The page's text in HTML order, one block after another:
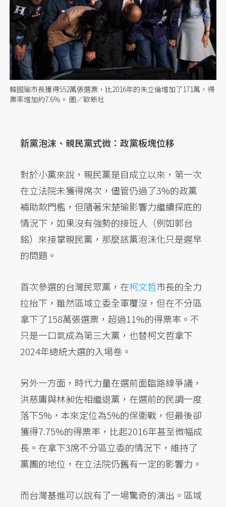
韓國瑜市長獲得552萬張選票，比2016年的朱立倫增加了171萬，得
票率增加約7.6%。 圖／歐新社
新黨泡沫、親民黨式微：政黨板塊位移
對於小黨來說，親民黨是自成立以來，第一次
在立法院未獲得席次，儘管仍過了3%的政黨
補助款門檻，但隨著宋楚瑜影響力繼續探底的
情況下，如果沒有強勢的接班人（例如郭台
銘）來接掌親民黨，那麼該黨泡沫化只是遲早
的問題。
首次參選的台灣民眾黨，在柯文哲市長的全力
拉抬下，雖然區域立委全軍覆沒，但在不分區
拿下了158萬張選票，超過11%的得票率。不
只是一口氣成為第三大黨，也替柯文哲拿下
2024年總統大選的入場卷。
另外一方面，時代力量在選前面臨路線爭議，
洪慈庸與林昶佐相繼退黨，在選前的民調一度
落下5%，本來定位為5%的保衛戰，但最後卻
獲得7.75%的得票率，比起2016年甚至微幅成
長。在拿下3席不分區立委的情況下，維持了
黨團的地位，在立法院仍舊有一定的影響力。
而台灣基進可以說有了一場驚奇的演出。區域